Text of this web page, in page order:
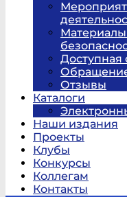
Материалы
Доступная
Отзывы
Каталоги
Наши издания
Проекты
Клубы
Конкурсы
Коллегам
Контакты